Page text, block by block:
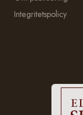
Integritetspolicy